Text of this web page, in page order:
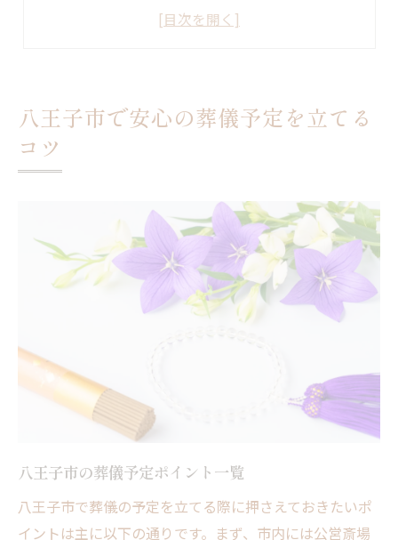
葬儀豆知識を活かした準備術
地域で役立つ葬儀豆知識と準備の流れ
八王子市で知っておきたい豆知識
準備に役立つチェックリスト活用
八王子ならではの風習を学ぶ
公営斎場利用を考えるなら知っておきたいこと
八王子市の公営斎場利用比較表
アクセスや設備の特徴をチェック
公営斎場の予約手順と注意点
利用料金や条件のポイント整理
火葬場の空き状況や予約方法のポイント
八王子火葬場の空き状況早見表
予約方法の流れと手順を解説
八王子市で安心の葬儀予定を立てる
コツ
八王子市の葬儀予定ポイント一覧
八王子市で葬儀の予定を立てる際に押さえておきたいポ
イントは主に以下の通りです。まず、市内には公営斎場